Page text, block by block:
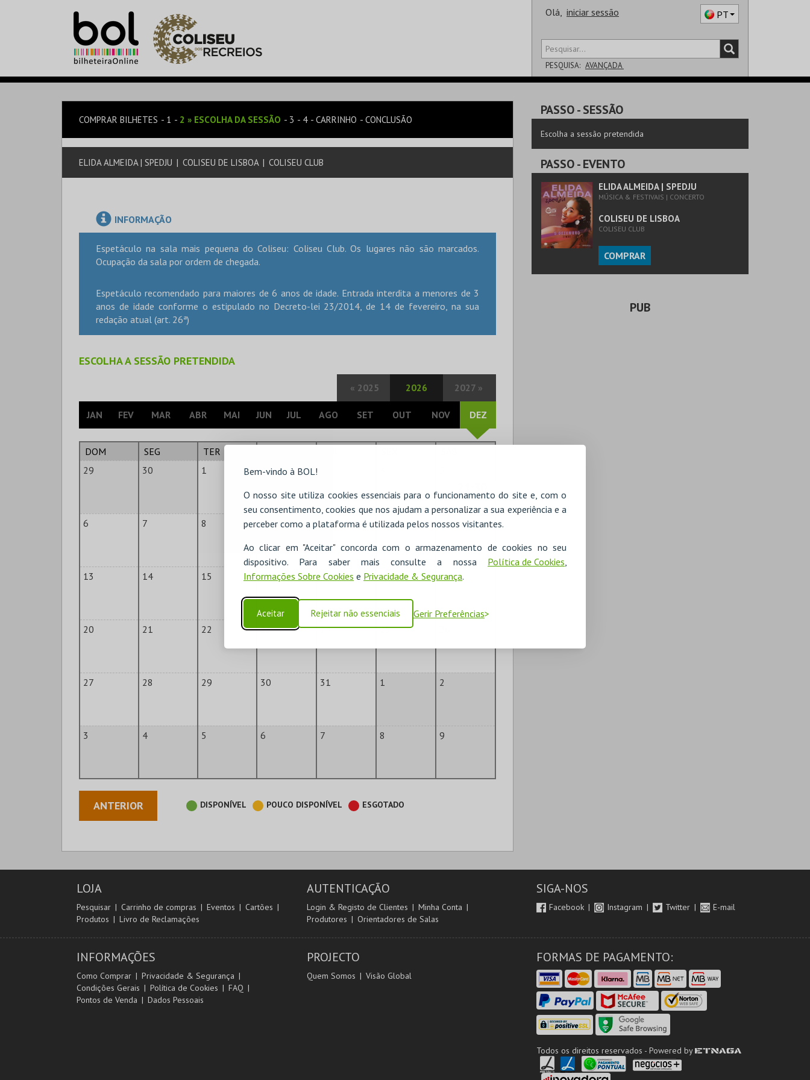
Bem-vindo à BOL!
O nosso site utiliza cookies essenciais para o funcionamento do site e, com o
seu consentimento, cookies que nos ajudam a personalizar a sua experiência e a
perceber como a plataforma é utilizada pelos nossos visitantes.
Ao clicar em "Aceitar" concorda com o armazenamento de cookies no seu
dispositivo. Para saber mais consulte a nossa Política de Cookies
Informações Sobre Cookies e Privacidade & Segurança.
Aceitar Rejeitar não essenciais Gerir Preferências
Olá, iniciar sessão PT
PESQUISA: AVANÇADA
COMPRAR BILHETES 1 2 » ESCOLHA DA SESSÃO 3 4 CARRINHO CONCLUSÃO
ELIDA ALMEIDA | SPEDJU | COLISEU DE LISBOA | COLISEU CLUB
INFORMAÇÃO
Espetáculo na sala mais pequena do Coliseu: Coliseu Club. Os lugares não são marcados.
Ocupação da sala por ordem de chegada.
Espetáculo recomendado para maiores de 6 anos de idade. Entrada interdita a menores de 3
anos de idade conforme o estipulado no Decreto-lei 23/2014, de 14 de fevereiro, na sua
redação atual (art. 26ª)
ESCOLHA A SESSÃO PRETENDIDA
« 2025 2026 2027 »
JAN FEV MAR ABR MAI JUN JUL AGO SET OUT NOV DEZ
DOM SEG TER
29
30 1 2
6 7 8 9 10 11 12
13 14 15 16 17 18 19
20 21 22 23 24 25
27 28 29 30 31 1 2
3 4 5 6 7 8 9
ANTERIOR DISPONÍVEL POUCO DISPONÍVEL ESGOTADO
PASSO- SESSÃO
Escolha a sessão pretendida
PASSO- EVENTO
ELIDA ALMEIDA | SPEDJU
MÚSICA & FESTIVAIS | CONCERTO
COLISEU DE LISBOA
COLISEU CLUB
COMPRAR
PUB
LOJA
Pesquisar Carrinho de compras Eventos
Cartões
Produtos
Livro de Reclamações
AUTENTICAÇÃO
Login & Registo de Clientes
Minha Conta
Produtores
Orientadores de Salas
SIGA-NOS
Facebook Instagram Twitter E-mail
INFORMAÇÕES
Como Comprar
Privacidade & Segurança
Condições Gerais
Política de Cookies
FAQ
Pontos de Venda
Dados Pessoais
PROJECTO
Quem Somos Visão Global
FORMAS DE PAGAMENTO:
Todos os direitos reservados - Powered by